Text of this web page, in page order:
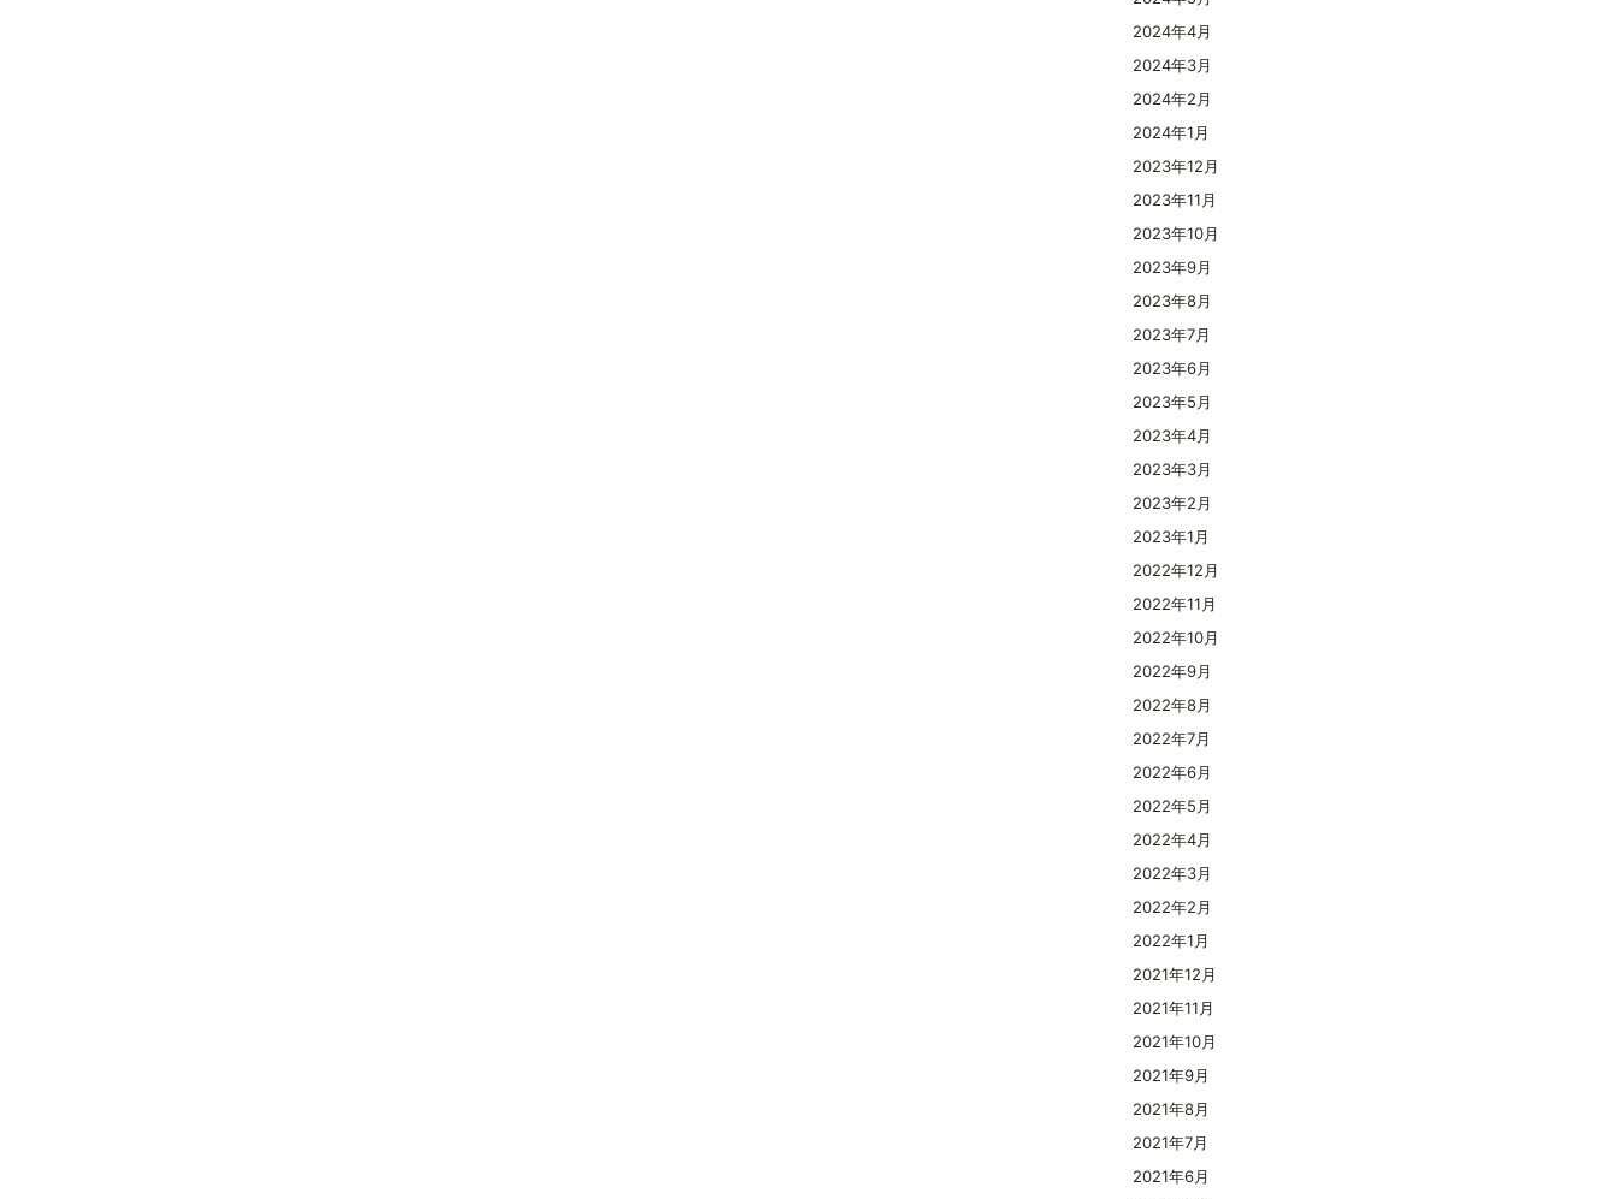
2024年4月
2024年3月
2024年2月
2024年1月
2023年12月
2023年11月
2023年10月
2023年9月
2023年8月
2023年7月
2023年6月
2023年5月
2023年4月
2023年3月
2023年2月
2023年1月
2022年12月
2022年11月
2022年10月
2022年9月
2022年8月
2022年7月
2022年6月
2022年5月
2022年4月
2022年3月
2022年2月
2022年1月
2021年12月
2021年11月
2021年10月
2021年9月
2021年8月
2021年7月
2021年6月